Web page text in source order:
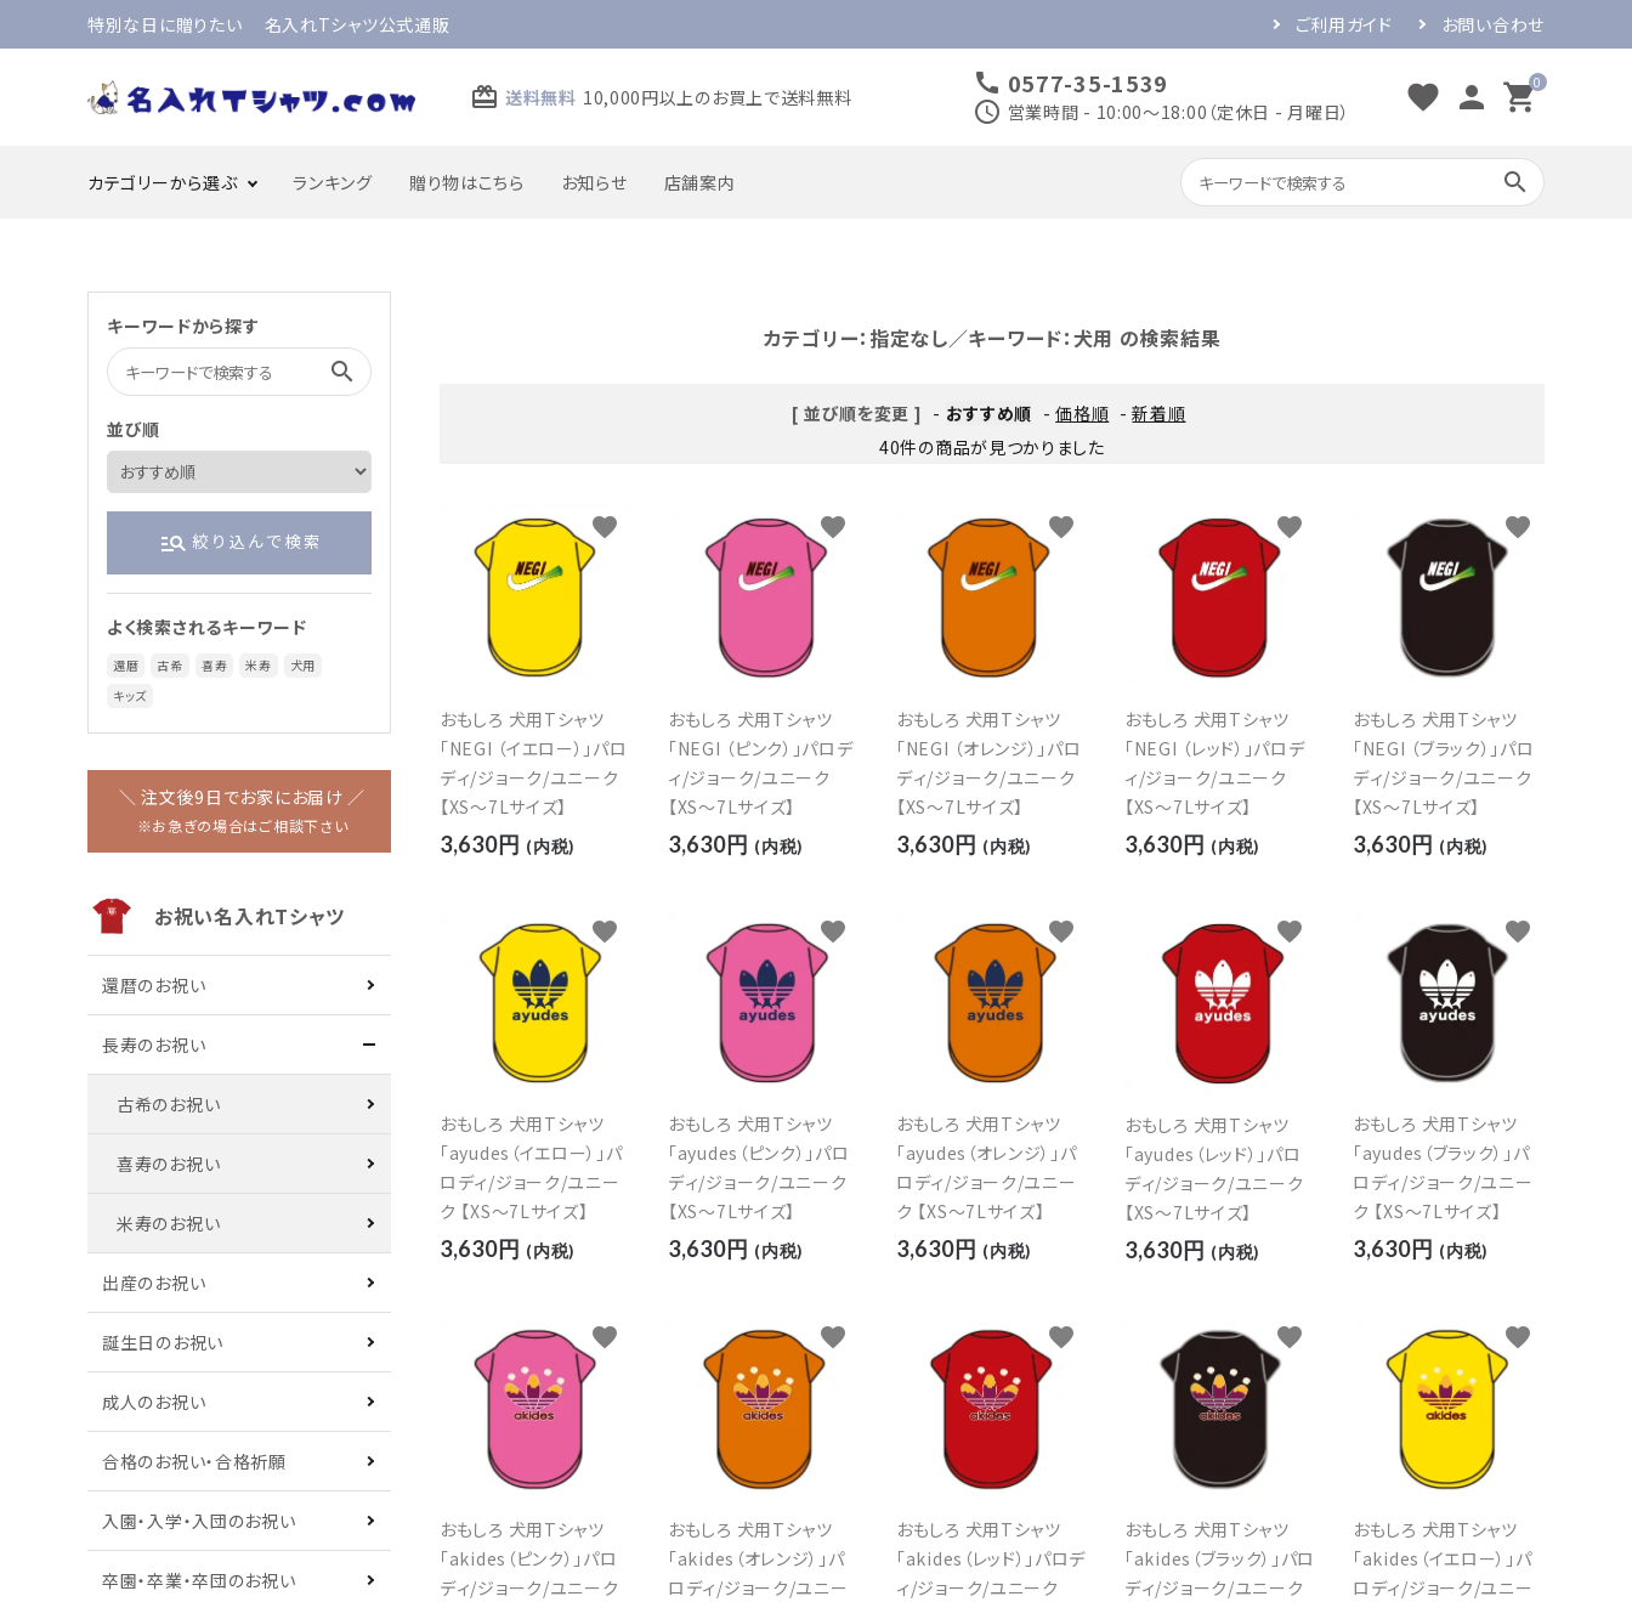
特別な日に贈りたい 名入れTシャツ公式通販 ご利用ガイド お問い合わせ
card_giftcard 送料無料 10,000円以上のお買上で送料無料 call 0577-35-1539
schedule 営業時間 - 10:00～18:00（定休日 - 月曜日） favorite person 0
shopping_cart
カテゴリーから選ぶ
還暦のお祝い
成人のお祝い 合格のお祝い・合格祈願
結婚記念日
ペットとおそろい カップルでおそろい 部活動ユニフォーム お仕事ユニフォーム お店ユニフォーム
ワンちゃん用名入れTシャツ
おもしろパロディ 和柄 部活動ユニフォーム お仕事ユニフォーム お店ユニフォーム
アニマル柄 ハロウィン 忘年会・新年会 時事ネタ Ｉ ＬＯＶＥ
作務衣 パーカー
ランキング 贈り物はこちら お知らせ 店舗案内 search
カテゴリー：指定なし／キーワード：犬用 の検索結果
[ 並び順を変更 ] - おすすめ順 -価格順 -新着順
40件の商品が見つかりました
おもしろ 犬用Tシャツ
「NEGI （イエロー）」パロ
ディ/ジョーク/ユニーク
【XS～7Lサイズ】
3,630円 (内税)
favorite
おもしろ 犬用Tシャツ
「NEGI （ピンク）」パロデ
ィ/ジョーク/ユニーク
【XS～7Lサイズ】
3,630円 (内税)
favorite
おもしろ 犬用Tシャツ
「NEGI （オレンジ）」パロ
ディ/ジョーク/ユニーク
【XS～7Lサイズ】
3,630円 (内税)
favorite
おもしろ 犬用Tシャツ
「NEGI （レッド）」パロデ
ィ/ジョーク/ユニーク
【XS～7Lサイズ】
3,630円 (内税)
favorite
おもしろ 犬用Tシャツ
「NEGI （ブラック）」パロ
ディ/ジョーク/ユニーク
【XS～7Lサイズ】
3,630円 (内税)
favorite
おもしろ 犬用Tシャツ
「ayudes（イエロー）」パ
ロディ/ジョーク/ユニー
ク 【XS～7Lサイズ】
3,630円 (内税)
favorite
おもしろ 犬用Tシャツ
「ayudes（ピンク）」パロ
ディ/ジョーク/ユニーク
【XS～7Lサイズ】
3,630円 (内税)
favorite
おもしろ 犬用Tシャツ
「ayudes（オレンジ）」パ
ロディ/ジョーク/ユニー
ク 【XS～7Lサイズ】
3,630円 (内税)
favorite
おもしろ 犬用Tシャツ
「ayudes（レッド）」パロ
ディ/ジョーク/ユニーク
【XS～7Lサイズ】
3,630円 (内税)
favorite
おもしろ 犬用Tシャツ
「ayudes（ブラック）」パ
ロディ/ジョーク/ユニー
ク 【XS～7Lサイズ】
3,630円 (内税)
favorite
おもしろ 犬用Tシャツ
「akides（ピンク）」パロ
ディ/ジョーク/ユニーク
favorite
おもしろ 犬用Tシャツ
「akides（オレンジ）」パ
ロディ/ジョーク/ユニー
favorite
おもしろ 犬用Tシャツ
「akides（レッド）」パロデ
ィ/ジョーク/ユニーク
favorite
おもしろ 犬用Tシャツ
「akides（ブラック）」パロ
ディ/ジョーク/ユニーク
favorite
おもしろ 犬用Tシャツ
「akides（イエロー）」パ
ロディ/ジョーク/ユニー
favorite
キーワードから探す
search
並び順
manage_search 絞り込んで検索
よく検索されるキーワード
還暦 古希 喜寿 米寿
犬用
キッズ
＼ 注文後9日でお家にお届け ／
※お急ぎの場合はご相談下さい
お祝い名入れTシャツ
還暦のお祝い
長寿のお祝い
古希のお祝い
喜寿のお祝い
米寿のお祝い
出産のお祝い
誕生日のお祝い
成人のお祝い
合格のお祝い・合格祈願
入園・入学・入団のお祝い
卒園・卒業・卒団のお祝い